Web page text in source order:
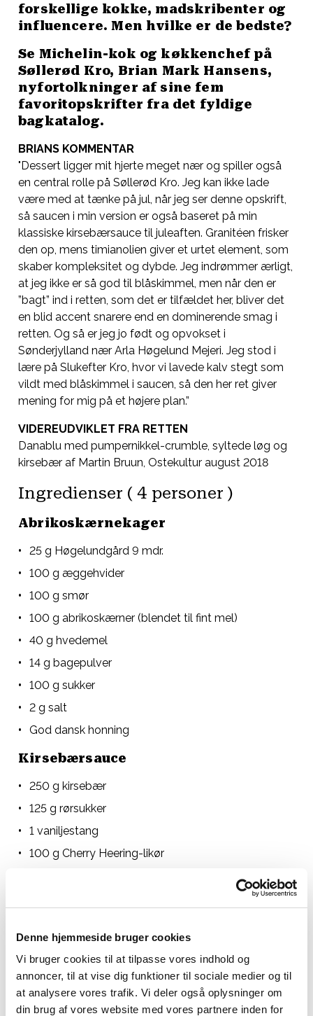
Denne hjemmeside bruger cookies
Vi bruger cookies til at tilpasse vores indhold og
annoncer, til at vise dig funktioner til sociale medier og til
at analysere vores trafik. Vi deler også oplysninger om
din brug af vores website med vores partnere inden for
forskellige kokke, madskribenter og
influencere. Men hvilke er de bedste?
Se Michelin-kok og køkkenchef på
Søllerød Kro, Brian Mark Hansens,
nyfortolkninger af sine fem
favoritopskrifter fra det fyldige
bagkatalog.
BRIANS KOMMENTAR
"Dessert ligger mit hjerte meget nær og spiller også
en central rolle på Søllerød Kro. Jeg kan ikke lade
være med at tænke på jul, når jeg ser denne opskrift,
så saucen i min version er også baseret på min
klassiske kirsebærsauce til juleaften. Granitéen frisker
den op, mens timianolien giver et urtet element, som
skaber kompleksitet og dybde. Jeg indrømmer ærligt,
at jeg ikke er så god til blåskimmel, men når den er
”bagt” ind i retten, som det er tilfældet her, bliver det
en blid accent snarere end en dominerende smag i
retten. Og så er jeg jo født og opvokset i
Sønderjylland nær Arla Høgelund Mejeri. Jeg stod i
lære på Slukefter Kro, hvor vi lavede kalv stegt som
vildt med blåskimmel i saucen, så den her ret giver
mening for mig på et højere plan.”
VIDEREUDVIKLET FRA RETTEN
Danablu med pumpernikkel-crumble, syltede løg og
kirsebær af Martin Bruun, Ostekultur august 2018
Ingredienser ( 4 personer )
Abrikoskærnekager
25 g Høgelundgård 9 mdr.
100 g æggehvider
100 g smør
100 g abrikoskærner (blendet til fint mel)
40 g hvedemel
14 g bagepulver
100 g sukker
2 g salt
God dansk honning
Kirsebærsauce
250 g kirsebær
125 g rørsukker
1 vaniljestang
100 g Cherry Heering-likør
100 g kirsebærsaft, usødet
5 g timian
2 kardemommekapsler